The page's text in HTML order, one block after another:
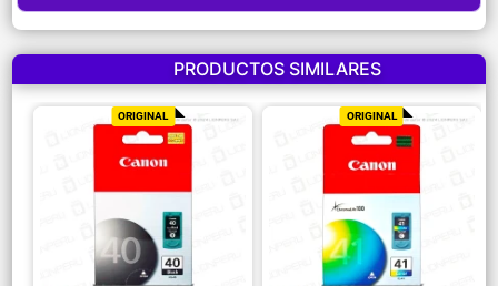
PRODUCTOS SIMILARES
ORIGINAL ORIGINAL